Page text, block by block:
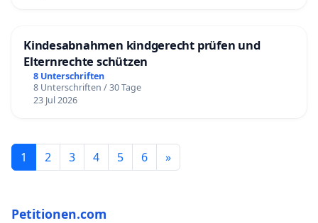
Kindesabnahmen kindgerecht prüfen und
Elternrechte schützen
8 Unterschriften
8 Unterschriften / 30 Tage
23 Jul 2026
1 2 3 4 5 6 »
Petitionen.com